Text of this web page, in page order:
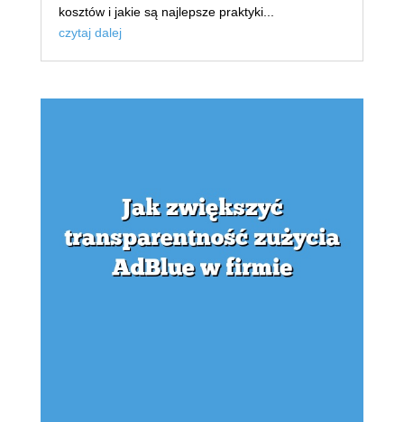
kosztów i jakie są najlepsze praktyki...
czytaj dalej